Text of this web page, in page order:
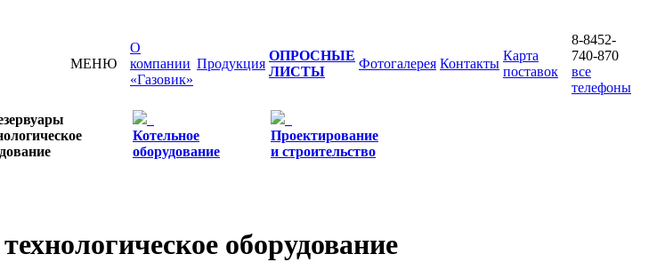
МЕНЮ
О
компании
«Газовик»
Продукция
ОПРОСНЫЕ
ЛИСТЫ
Фотогалерея Контакты
Карта
поставок
8-8452-
740-870
все
телефоны
Котельное
оборудование
Проектирование
и строительство
оборудование